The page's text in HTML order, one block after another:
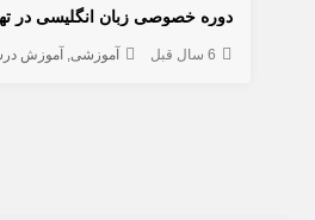
دوره خصوصی زبان انگلیسی در
6 سال قبل آموزشی آموزش